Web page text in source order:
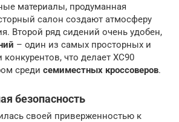
материалы, продуманная
салон создают атмосферу
Второй ряд сидений очень удобен,
– один из самых просторных и
что делает XC90
среди семиместных кроссоверов.
безопасность
своей приверженностью к